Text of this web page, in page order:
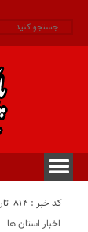
کد خبر : 814
اخبار استان ها